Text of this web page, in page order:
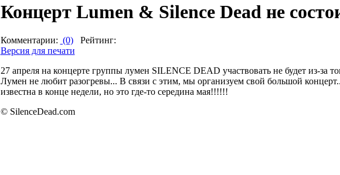
Концерт Lumen & Silence Dead не
Комментарии: (0)Рейтинг:
Версия для печати
27 апреля на концерте группы лумен SILENCE DEAD участвовать не будет из-за
Лумен не любит разогревы... В связи с этим, мы организуем свой большой
известна в конце недели, но это где-то середина мая!!!!!!
© SilenceDead.com